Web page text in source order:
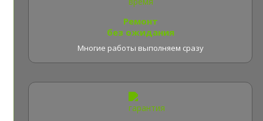
Ремонт
без ожидания
Многие работы выполняем сразу